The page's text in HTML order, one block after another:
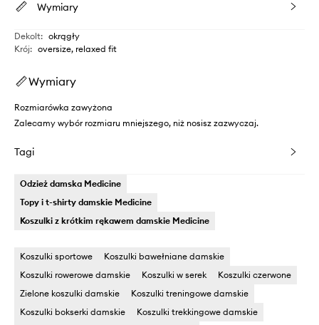
Wymiary
Dekolt: okrągły
Krój: oversize, relaxed fit
Wymiary
Rozmiarówka zawyżona
Zalecamy wybór rozmiaru mniejszego, niż nosisz zazwyczaj.
Tagi
Odzież damska Medicine
Topy i t-shirty damskie Medicine
Koszulki z krótkim rękawem damskie Medicine
Koszulki sportowe
Koszulki bawełniane damskie
Koszulki rowerowe damskie
Koszulki w serek
Koszulki czerwone
Zielone koszulki damskie
Koszulki treningowe damskie
Koszulki bokserki damskie
Koszulki trekkingowe damskie